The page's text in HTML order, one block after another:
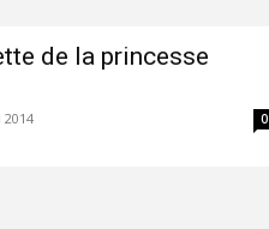
de la princesse
0